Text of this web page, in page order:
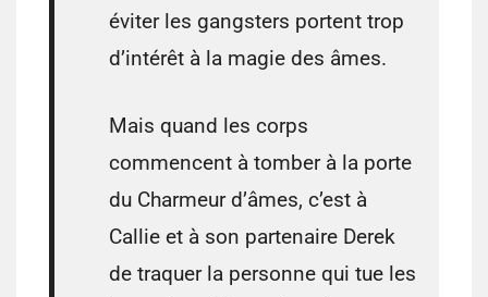
éviter les gangsters portent trop
d’intérêt à la magie des âmes.
Mais quand les corps
commencent à tomber à la porte
du Charmeur d’âmes, c’est à
Callie et à son partenaire Derek
de traquer la personne qui tue les